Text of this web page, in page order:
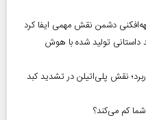
دشمن نقش مهمی ایفا کرد
داستانی تولید شده با هوش
نقش پلی‌اتیلن در تشدید کبد
شما کم می‌کند؟